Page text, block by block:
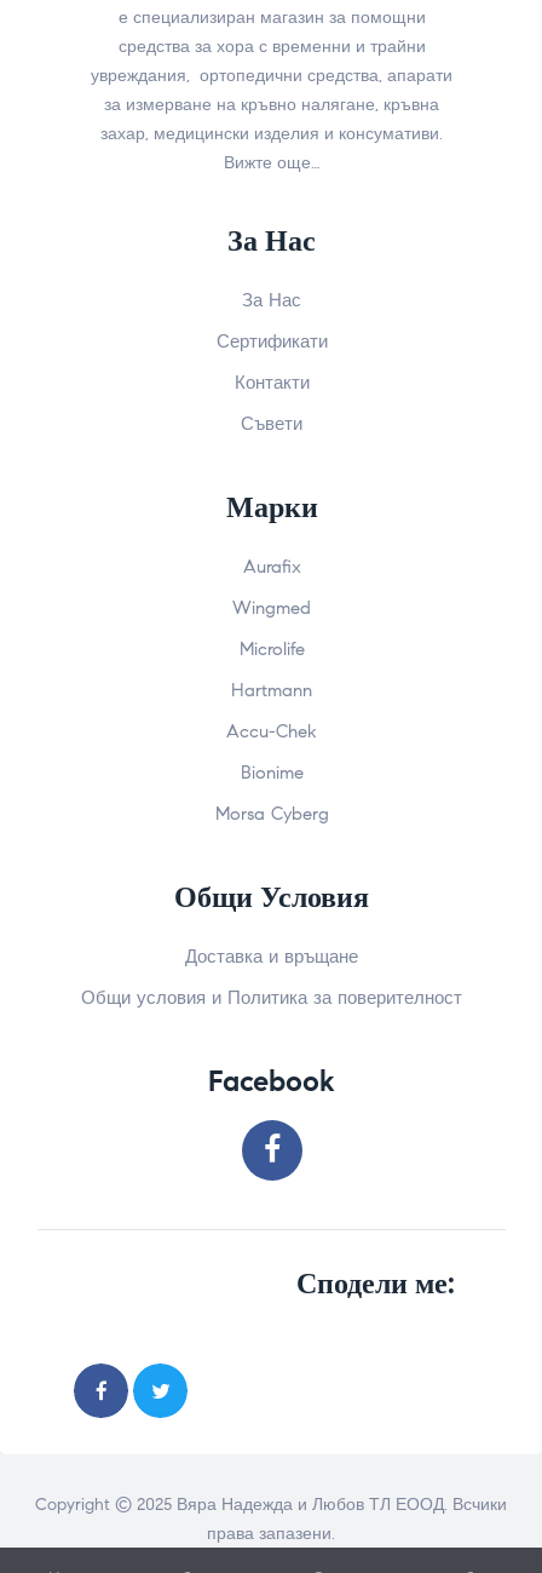
е специализиран магазин за помощни
средства за хора с временни и трайни
увреждания, ортопедични средства, апарати
за измерване на кръвно налягане, кръвна
захар, медицински изделия и консумативи.
Вижте още…
За Нас
За Нас
Сертификати
Контакти
Съвети
Марки
Aurafix
Wingmed
Microlife
Hartmann
Accu-Chek
Bionime
Morsa Cyberg
Общи Условия
Доставка и връщане
Общи условия и Политика за поверителност
Facebook
Сподели ме:
Copyright © 2025 Вяра Надежда и Любов ТЛ ЕООД. Всчики
права запазени.